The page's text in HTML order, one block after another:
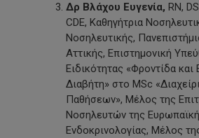
Δρ Βλάχου Ευγενία, RN,
CDE, Καθηγήτρια
Νοσηλευτικής,
Αττικής, Επιστημονική
Ειδικότητας «Φροντίδα και
Διαβήτη» στο MSc
Παθήσεων», Μέλος της
Νοσηλευτών της
Ενδοκρινολογίας, Μέλος